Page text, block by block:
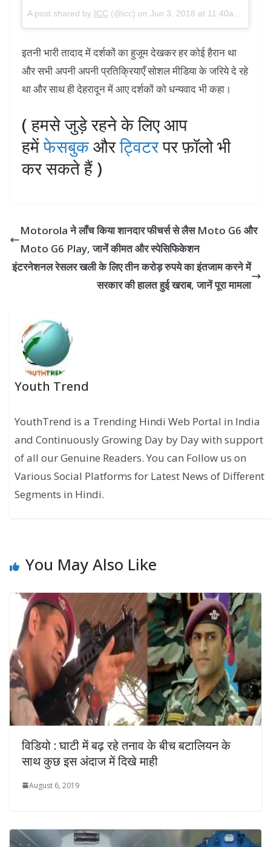
A post shared by ICC (@icc) on Jun 3, 2018 at 11:40am PDT
इतनी भारी तादाद में दर्शकों का हुजूम देखकर हर कोई हैरान था
और सभी अपनी अपनी प्रतिक्रियाएँ सोशल मीडिया के जरिये दे रहे
था और साथ ही देहरादून में आए दर्शकों को धन्यवाद भी कहा।
( हमसे जुड़े रहने के लिए आप
हमेंफेसबुकऔरट्विटरपर फ़ॉलो भी
कर सकते हैं )
Motorola ने लॉंच किया शानदार फीचर्स से लैस Moto G6 और
Moto G6 Play, जानेंं कीमत और स्पेसिफिकेशन
इंटरनेशनल रेसलर खली के लिए तीन करोड़ रुपये का इंतजाम करने में
सरकार की हालत हुई खराब, जानें पूरा मामला
Youth Trend
YouthTrend is a Trending Hindi Web Portal in India
and Continuously Growing Day by Day with support
of all our Genuine Readers. You can Follow us on
Various Social Platforms for Latest News of Different
Segments in Hindi.
You May Also Like
विडियो : घाटी में बढ़ रहे तनाव के बीच बटालियन के
साथ कुछ इस अंदाज में दिखे माही
August 6, 2019